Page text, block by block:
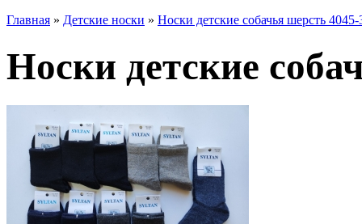
Главная » Детские носки » Носки детские собачья шерсть 4045-
Носки детские